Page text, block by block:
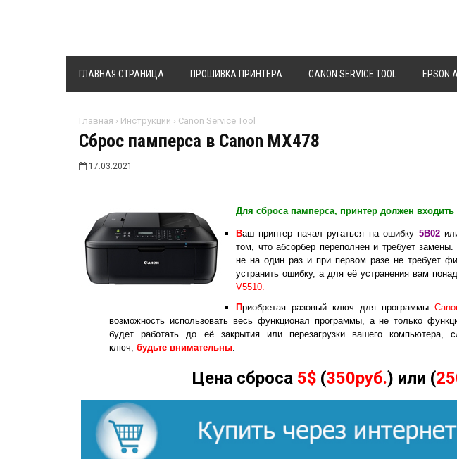
ГЛАВНАЯ СТРАНИЦА ПРОШИВКА ПРИНТЕРА CANON SERVICE TOOL EPSON
Главная › Инструкции › Canon Service Tool
Сброс памперса в Canon MX478
17.03.2021
Для сброса памперса, принтер должен входить
Ваш принтер начал ругаться на ошибку 5B02
том, что абсорбер переполнен и требует
не на один раз и при первом разе не требует
устранить ошибку, а для её устранения вам
V5510.
Приобретая разовый ключ для программы
возможность использовать весь функционал программы, а не только
будет работать до её закрытия или перезагрузки вашего компьютера,
ключ, будьте внимательны.
Цена сброса 5$(350руб.) или (